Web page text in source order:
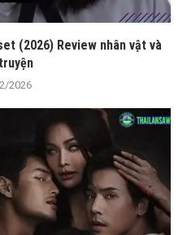
(2026) Review nhân vật và
2026